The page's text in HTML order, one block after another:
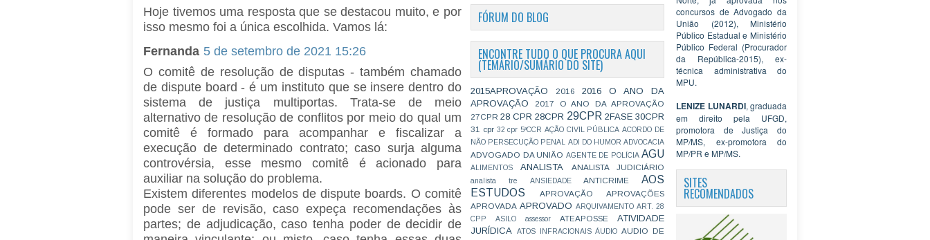
Hoje tivemos uma resposta que se destacou muito, e por
isso mesmo foi a única escolhida. Vamos lá:
Fernanda 5 de setembro de 2021 15:26
O comitê de resolução de disputas - também chamado
de dispute board - é um instituto que se insere dentro do
sistema de justiça multiportas. Trata-se de meio
alternativo de resolução de conflitos por meio do qual um
comitê é formado para acompanhar e fiscalizar a
execução de determinado contrato; caso surja alguma
controvérsia, esse mesmo comitê é acionado para
auxiliar na solução do problema.
Existem diferentes modelos de dispute boards. O comitê
pode ser de revisão, caso expeça recomendações às
partes; de adjudicação, caso tenha poder de decidir de
FÓRUM DO BLOG
ENCONTRE TUDO O QUE PROCURA AQUI
(TEMÁRIO/SUMÁRIO DO SITE)
2015APROVAÇÃO 2016
2016 O ANO DA
APROVAÇÃO
2017 O ANO DA APROVAÇÃO
27CPR 28 CPR 28CPR 29CPR 2FASE 30CPR
31 cpr 32 cpr 5ªCCR AÇÃO CIVIL PÚBLICA ACORDO DE
NÃO PERSECUÇÃO PENAL
ADI DO HUMOR ADVOCACIA
ADVOGADO DA UNIÃO AGENTE DE POLÍCIA AGU
ALIMENTOS ANALISTA ANALISTA JUDICIÁRIO
analista tre ANSIEDADE ANTICRIME
AOS
ESTUDOS
APROVAÇÃO
APROVAÇÕES
APROVADA APROVADO ARQUIVAMENTO ART. 28
CPP
ASILO assessor ATEAPOSSE
ATIVIDADE
JURÍDICA
ATOS INFRACIONAIS ÁUDIO AUDIO DE
concursos de Advogado da
União (2012), Ministério
Público Estadual e Ministério
Público Federal (Procurador
da República-2015), ex-
técnica administrativa do
MPU.
LENIZE LUNARDI, graduada
em direito pela UFGD,
promotora de Justiça do
MP/MS, ex-promotora do
MP/PR e MP/MS.
SITES
RECOMENDADOS